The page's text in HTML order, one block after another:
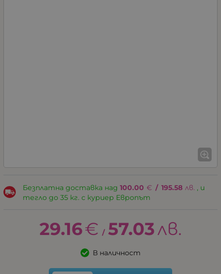
Безплатна доставка над 100.00 € / 195.58 лв. , и
тегло до 35 кг. с куриер Европът
29.16€ / 57.03лв.
В наличност